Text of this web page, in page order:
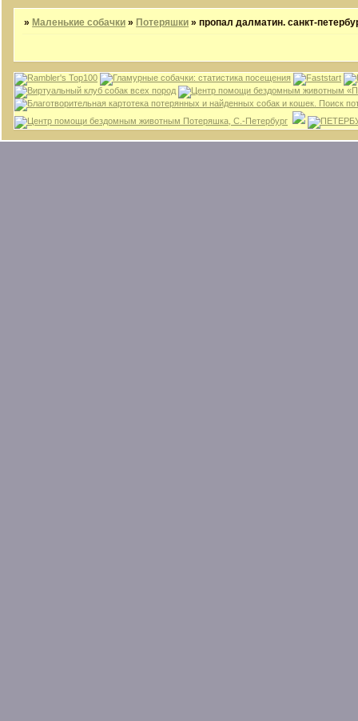
» Маленькие собачки » Потеряшки »пропал далматин. санкт-